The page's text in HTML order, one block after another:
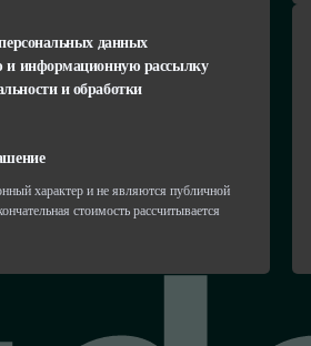
данных
и информационную рассылку
и обработки
характер и не являются публичной
стоимость рассчитывается